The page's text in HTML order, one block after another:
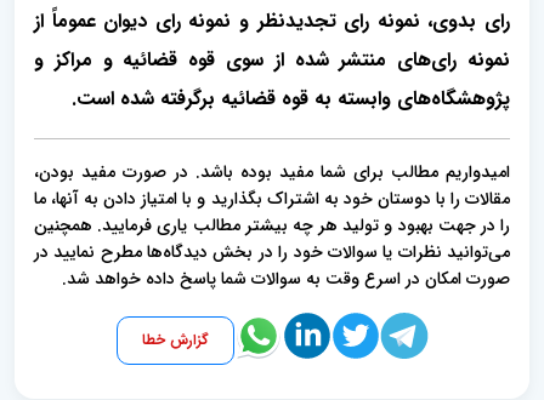
رای بدوی، نمونه رای تجدیدنظر و نمونه رای دیوان عموماً از
نمونه رای‌های منتشر شده از سوی قوه قضائیه و مراکز و
پژوهشگاه‌های وابسته به قوه قضائیه برگرفته شده است.
امیدواریم مطالب برای شما مفید بوده باشد. در صورت مفید بودن،
مقالات را با دوستان خود به اشتراک بگذارید و با امتیاز دادن به آنها، ما
را در جهت بهبود و تولید هر چه بیشتر مطالب یاری فرمایید. همچنین
می‌توانید نظرات یا سوالات خود را در بخش دیدگاه‌ها مطرح نمایید در
صورت امکان در اسرع وقت به سوالات شما پاسخ داده خواهد شد.
گزارش خطا